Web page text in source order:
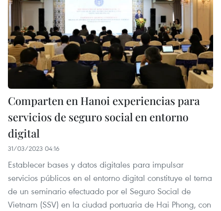
Comparten en Hanoi experiencias para
servicios de seguro social en entorno
digital
31/03/2023 04:16
Establecer bases y datos digitales para impulsar
servicios públicos en el entorno digital constituye el tema
de un seminario efectuado por el Seguro Social de
Vietnam (SSV) en la ciudad portuaria de Hai Phong, con